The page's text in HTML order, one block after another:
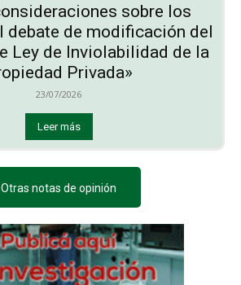
sobre los
debate de modificación del
Ley de Inviolabilidad de la
Privada»
23/07/2026
Leer más
Otras notas de opinión